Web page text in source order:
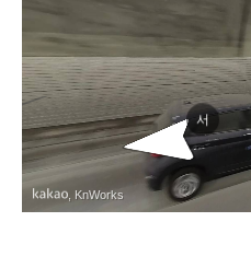
양양고속
양양고속
서
, KnWorks